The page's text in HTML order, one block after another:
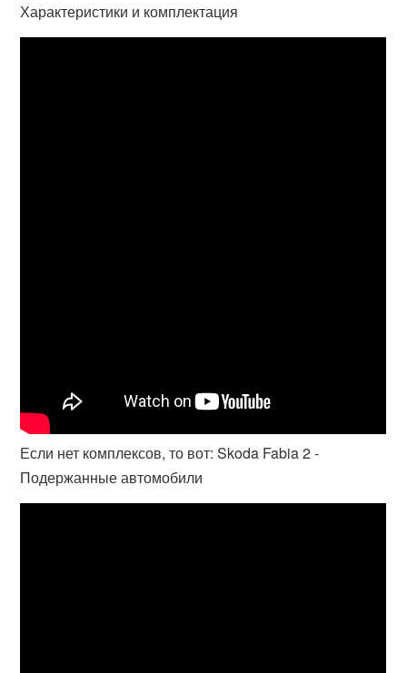
Характеристики и комплектация
Если нет комплексов, то вот: Skoda Fabia 2 -
Подержанные автомобили